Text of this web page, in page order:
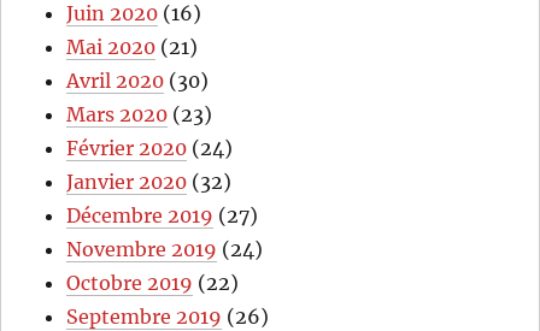
Juin 2020 (16)
Mai 2020 (21)
Avril 2020 (30)
Mars 2020 (23)
Février 2020 (24)
Janvier 2020 (32)
Décembre 2019 (27)
Novembre 2019 (24)
Octobre 2019 (22)
Septembre 2019 (26)